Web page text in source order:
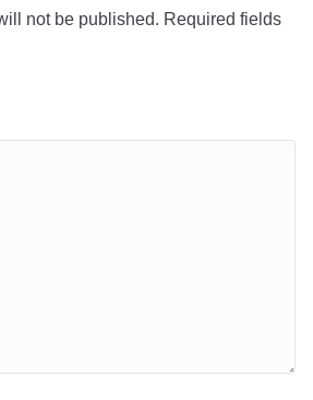
not be published. Required fields